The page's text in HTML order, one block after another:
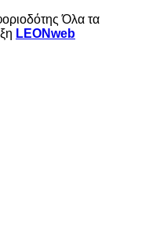
Όλα τα
LEONweb